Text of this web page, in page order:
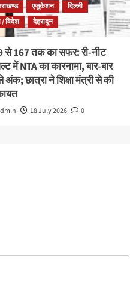
एजुकेशन
दिल्ली
विदेश
देहरादून
से 167 तक का सफर: री-नीट
में NTA का कारनामा, बार-बार
अंक; छात्रा ने शिक्षा मंत्री से की
18 July 2026 0